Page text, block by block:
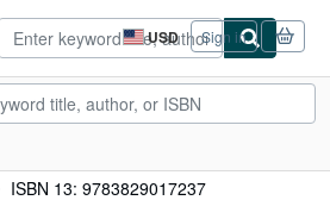
USD
Site
shopping
preferences
Sign in
ISBN 13: 9783829017237